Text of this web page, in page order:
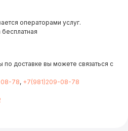
операторами услуг.
по доставке вы можете связаться с
08-78, +7(981)209-08-78